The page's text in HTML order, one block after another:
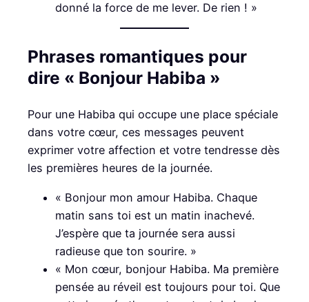
donné la force de me lever. De rien ! »
Phrases romantiques pour
dire « Bonjour Habiba »
Pour une Habiba qui occupe une place spéciale
dans votre cœur, ces messages peuvent
exprimer votre affection et votre tendresse dès
les premières heures de la journée.
« Bonjour mon amour Habiba. Chaque
matin sans toi est un matin inachevé.
J’espère que ta journée sera aussi
radieuse que ton sourire. »
« Mon cœur, bonjour Habiba. Ma première
pensée au réveil est toujours pour toi. Que